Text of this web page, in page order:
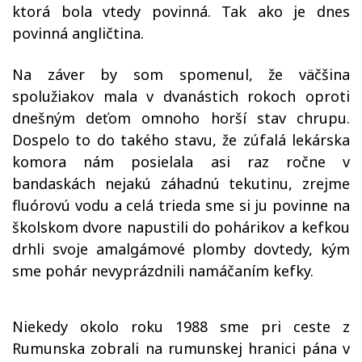
ktorá bola vtedy povinná. Tak ako je dnes
povinná angličtina.
Na záver by som spomenul, že väčšina
spolužiakov mala v dvanástich rokoch oproti
dnešným deťom omnoho horší stav chrupu.
Dospelo to do takého stavu, že zúfalá lekárska
komora nám posielala asi raz ročne v
bandaskách nejakú záhadnú tekutinu, zrejme
fluórovú vodu a celá trieda sme si ju povinne na
školskom dvore napustili do pohárikov a kefkou
drhli svoje amalgámové plomby dovtedy, kým
sme pohár nevyprázdnili namáčaním kefky.
Niekedy okolo roku 1988 sme pri ceste z
Rumunska zobrali na rumunskej hranici pána v